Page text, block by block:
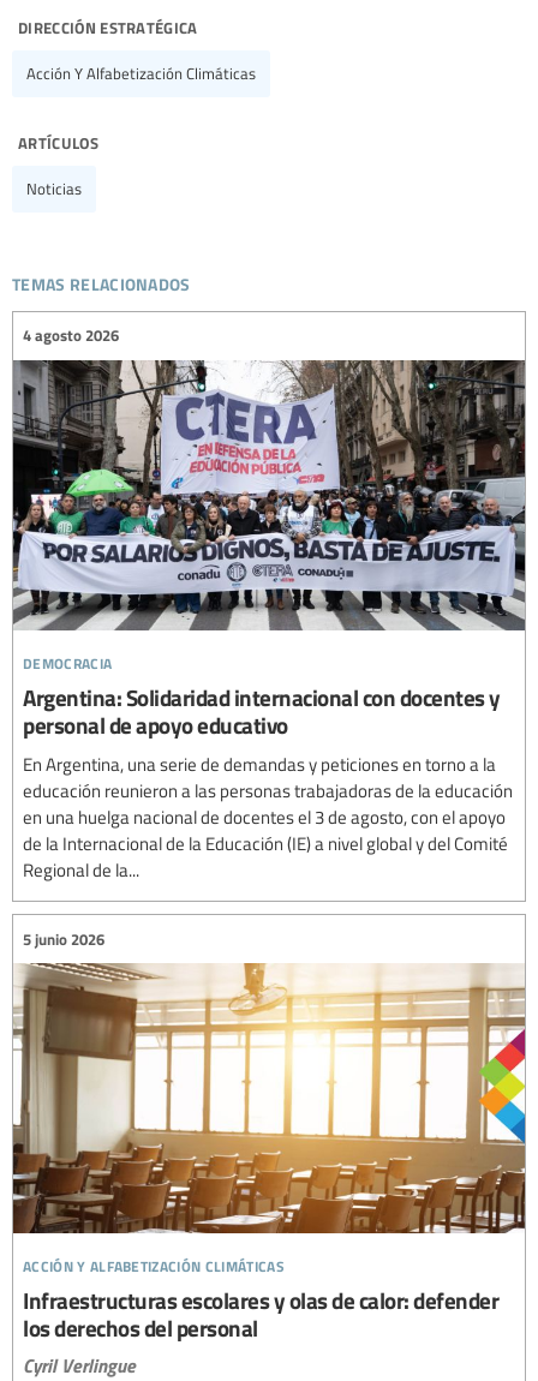
dirección estratégica
Acción Y Alfabetización Climáticas
artículos
Noticias
temas relacionados
democracia
4 agosto 2026
Argentina: Solidaridad internacional con docentes y
personal de apoyo educativo
En Argentina, una serie de demandas y peticiones en torno a la
educación reunieron a las personas trabajadoras de la educación
en una huelga nacional de docentes el 3 de agosto, con el apoyo
de la Internacional de la Educación (IE) a nivel global y del Comité
Regional de la...
acción y alfabetización climáticas
5 junio 2026
Infraestructuras escolares y olas de calor: defender
los derechos del personal
Cyril Verlingue